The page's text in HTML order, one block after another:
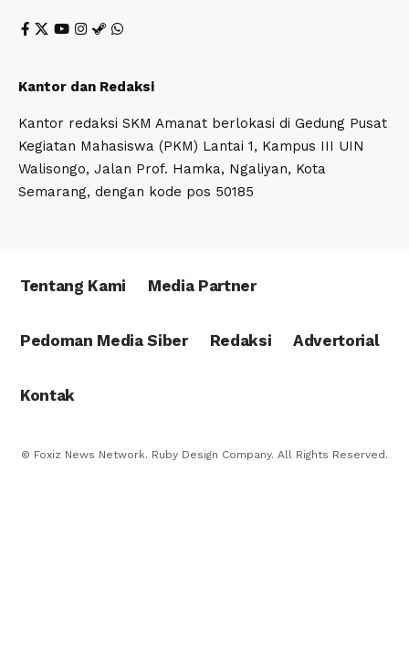
Kantor dan Redaksi
Kantor redaksi SKM Amanat berlokasi di Gedung Pusat
Kegiatan Mahasiswa (PKM) Lantai 1, Kampus III UIN
Walisongo, Jalan Prof. Hamka, Ngaliyan, Kota
Semarang, dengan kode pos 50185
Tentang Kami Media Partner
Pedoman Media Siber Redaksi Advertorial
Kontak
© Foxiz News Network. Ruby Design Company. All Rights Reserved.